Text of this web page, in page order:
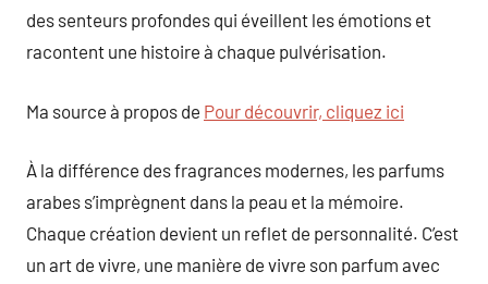
des senteurs profondes qui éveillent les émotions et
racontent une histoire à chaque pulvérisation.
Ma source à propos de Pour découvrir, cliquez ici
À la différence des fragrances modernes, les parfums
arabes s’imprègnent dans la peau et la mémoire.
Chaque création devient un reflet de personnalité. C’est
un art de vivre, une manière de vivre son parfum avec